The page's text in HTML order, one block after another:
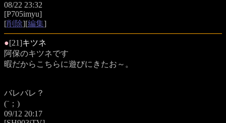
08/22 23:32
[P705imyu]
[削除][編集]
●[21]キツネ
阿保のキツネです
暇だからこちらに遊びにきたお～。
バレバレ？
(¨；)
09/12 20:17